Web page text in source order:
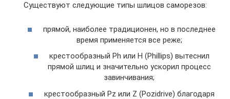
Существуют следующие типы шлицов саморезов:
прямой, наиболее традиционен, но в последнее
время применяется все реже;
крестообразный Ph или H (Рhillips) вытеснил
прямой шлиц и значительно ускорил процесс
завинчивания;
крестообразный Pz или Z (Рozidrive) благодаря